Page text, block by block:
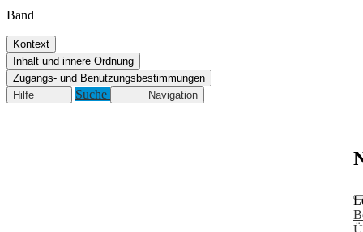
Band
Kontext
Inhalt und innere Ordnung
Zugangs- und Benutzungsbestimmungen
Hilfe
Suche Navigation